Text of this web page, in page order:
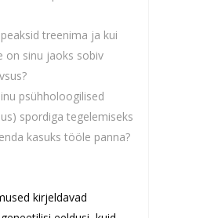
treenima ja kui
on sinu jaoks sobiv
psühholoogilised
spordiga tegelemiseks
kasuks tööle panna?
kirjeldavad